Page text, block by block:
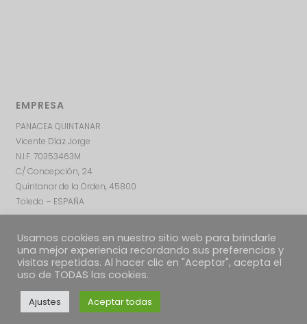
EMPRESA
PANACEA QUINTANAR
Vicente Díaz Jorge
N.I.F. 70353463M
C/ Concepción, 24
Quintanar de la Orden, 45800
Toledo – ESPAÑA
Usamos cookies en nuestro sitio web para brindarle
una mejor experiencia recordando sus preferencias y
visitas repetidas. Al hacer clic en "Aceptar", acepta el
uso de TODAS las cookies.
Ajustes Aceptar todas